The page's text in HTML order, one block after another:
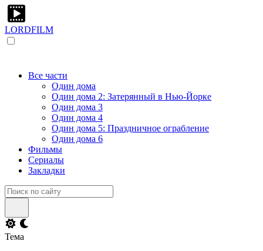
LORDFILM
Все части
Один дома
Один дома 2: Затерянный в Нью-Йорке
Один дома 3
Один дома 4
Один дома 5: Праздничное ограбление
Один дома 6
Фильмы
Сериалы
Закладки
Тема